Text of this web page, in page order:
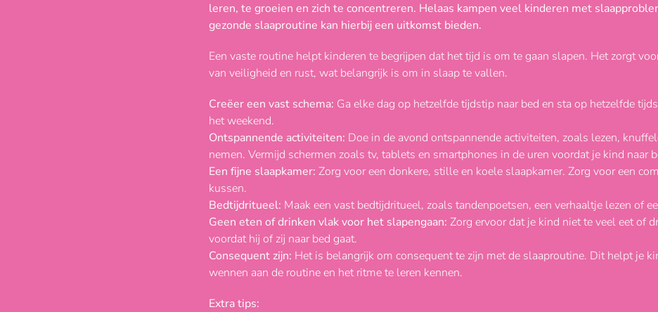
leren, te groeien en zich te concentreren. Helaas kampen veel kinderen met
gezonde slaaproutine kan hierbij een uitkomst bieden.
Een vaste routine helpt kinderen te begrijpen dat het tijd is om te gaan slapen. Het zorgt
van veiligheid en rust, wat belangrijk is om in slaap te vallen.
Creëer een vast schema: Ga elke dag op hetzelfde tijdstip naar bed en sta op hetzelfde
het weekend.
Ontspannende activiteiten: Doe in de avond ontspannende activiteiten, zoals lezen,
nemen. Vermijd schermen zoals tv, tablets en smartphones in de uren voordat je kind naar
Een fijne slaapkamer: Zorg voor een donkere, stille en koele slaapkamer. Zorg voor een
kussen.
Bedtijdritueel: Maak een vast bedtijdritueel, zoals tandenpoetsen, een verhaaltje lezen of
Geen eten of drinken vlak voor het slapengaan: Zorg ervoor dat je kind niet te veel eet of
voordat hij of zij naar bed gaat.
Consequent zijn: Het is belangrijk om consequent te zijn met de slaaproutine. Dit helpt je
wennen aan de routine en het ritme te leren kennen.
Extra tips: